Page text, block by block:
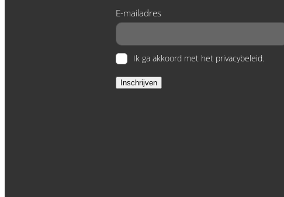
E-mailadres
Ik ga akkoord met het privacybeleid.
Inschrijven